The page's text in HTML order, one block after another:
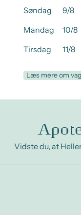
Søndag
9/8
Mandag
10/8
Tirsdag
11/8
Læs mere om
Vidste du, at